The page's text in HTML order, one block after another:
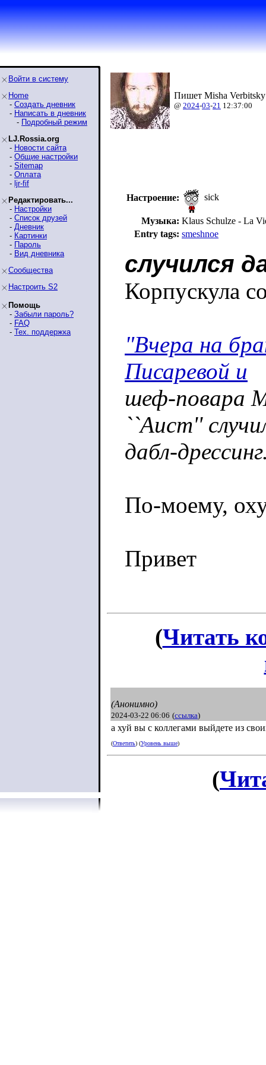
Войти в систему
Home
- Создать дневник
- Написать в дневник
- Подробный режим
LJ.Rossia.org
- Новости сайта
- Общие настройки
- Sitemap
- Оплата
- ljr-fif
Редактировать...
- Настройки
- Список друзей
- Дневник
- Картинки
- Пароль
- Вид дневника
Сообщества
Настроить S2
Помощь
- Забыли пароль?
- FAQ
- Тех. поддержка
Пишет Misha
@ 2024-03-21 12:37:00
Настроение: sick
Музыка: Klaus Schulze - La
Entry tags: smeshnoe
случился
Корпускула
"Вчера на
Писаревой и
шеф-повара
``Аист''
дабл-
По-моему,
Привет
(Читать
(Анонимно)
2024-03-22 06:06 (ссылка)
а хуй вы с коллегами выйдете из
(Ответить) (Уровень выше)
(